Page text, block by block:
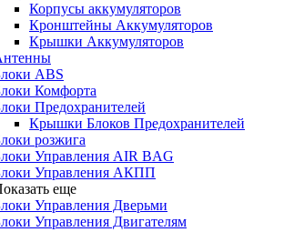
Корпусы аккумуляторов
Кронштейны Аккумуляторов
Крышки Аккумуляторов
ABS
Комфорта
Предохранителей
Крышки Блоков Предохранителей
розжига
Управления AIR BAG
Управления АКПП
еще
Управления Дверьми
Управления Двигателям